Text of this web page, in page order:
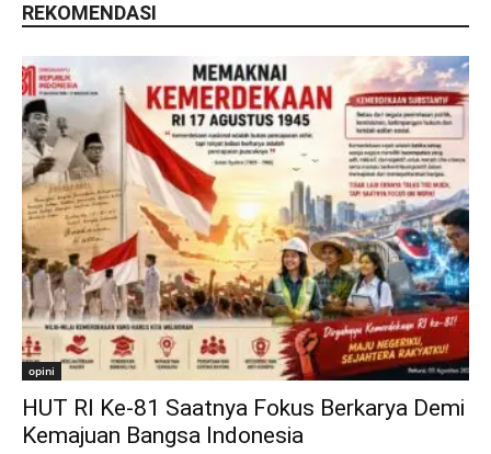
REKOMENDASI
opini
HUT RI Ke-81 Saatnya Fokus Berkarya Demi
Kemajuan Bangsa Indonesia